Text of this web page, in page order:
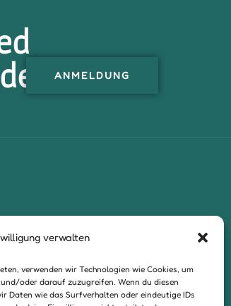
verwalten
verwenden wir Technologien wie Cookies, um
oder darauf zuzugreifen. Wenn du diesen
Daten wie das Surfverhalten oder eindeutige IDs
ANMELDUNG